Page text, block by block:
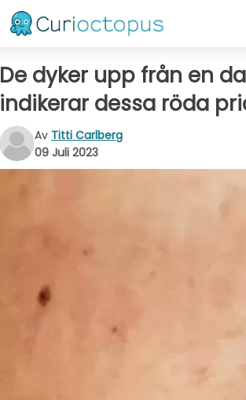
De dyker upp från en
indikerar dessa röda
Av Titti Carlberg
09 Juli 2023